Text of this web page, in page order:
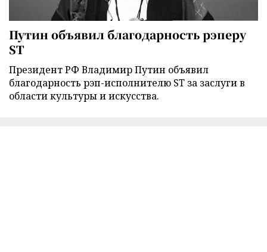
Путин объявил благодарность рэперу
ST
Президент РФ Владимир Путин объявил
благодарность рэп-исполнителю ST за заслуги в
области культуры и искусства.